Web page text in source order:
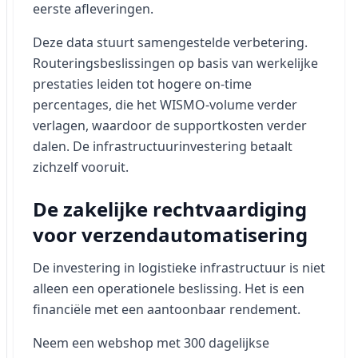
eerste afleveringen.
Deze data stuurt samengestelde verbetering.
Routeringsbeslissingen op basis van werkelijke
prestaties leiden tot hogere on-time
percentages, die het WISMO-volume verder
verlagen, waardoor de supportkosten verder
dalen. De infrastructuurinvestering betaalt
zichzelf vooruit.
De zakelijke rechtvaardiging
voor verzendautomatisering
De investering in logistieke infrastructuur is niet
alleen een operationele beslissing. Het is een
financiële met een aantoonbaar rendement.
Neem een webshop met 300 dagelijkse